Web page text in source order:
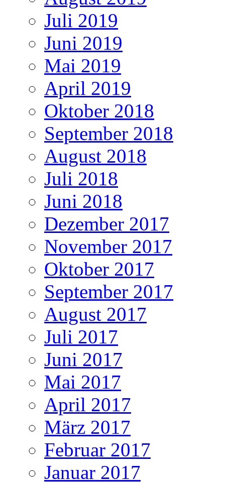
Juli 2019
Juni 2019
Mai 2019
April 2019
Oktober 2018
September 2018
August 2018
Juli 2018
Juni 2018
Dezember 2017
November 2017
Oktober 2017
September 2017
August 2017
Juli 2017
Juni 2017
Mai 2017
April 2017
März 2017
Februar 2017
Januar 2017